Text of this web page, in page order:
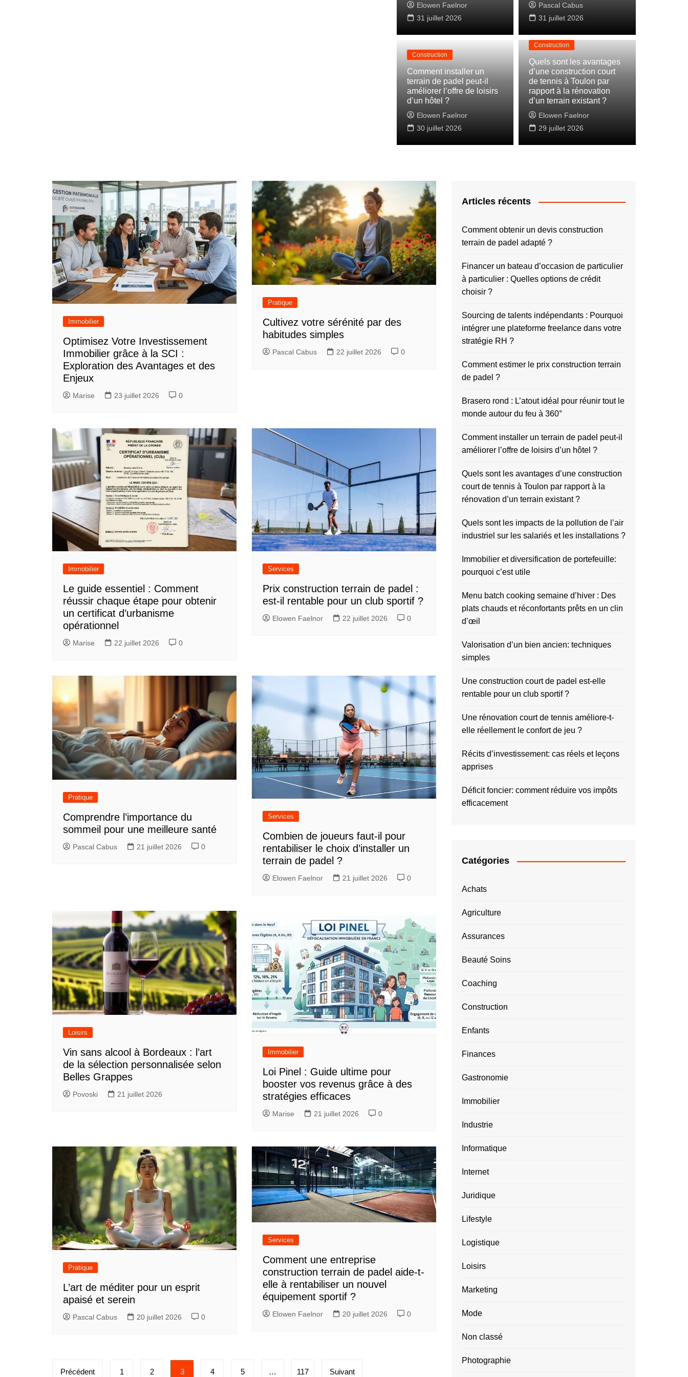
Elowen Faelnor
31 juillet 2026
Pascal Cabus
31 juillet 2026
Construction
Comment installer un
terrain de padel peut-il
améliorer l’offre de loisirs
d’un hôtel ?
Elowen Faelnor
30 juillet 2026
Construction
Quels sont les avantages
d’une construction court
de tennis à Toulon par
rapport à la rénovation
d’un terrain existant ?
Elowen Faelnor
29 juillet 2026
Immobilier
Optimisez Votre Investissement
Immobilier grâce à la SCI :
Exploration des Avantages et des
Enjeux
Marise 23 juillet 2026 0
Pratique
Cultivez votre sérénité par des
habitudes simples
Pascal Cabus 22 juillet 2026 0
Immobilier
Le guide essentiel : Comment
réussir chaque étape pour obtenir
un certificat d’urbanisme
opérationnel
Marise 22 juillet 2026 0
Services
Prix construction terrain de padel :
est-il rentable pour un club sportif ?
Elowen Faelnor 22 juillet 2026 0
Pratique
Comprendre l’importance du
sommeil pour une meilleure santé
Pascal Cabus 21 juillet 2026 0
Services
Combien de joueurs faut-il pour
rentabiliser le choix d’installer un
terrain de padel ?
Elowen Faelnor 21 juillet 2026 0
Loisirs
Vin sans alcool à Bordeaux : l’art
de la sélection personnalisée selon
Belles Grappes
Povoski 21 juillet 2026
Immobilier
Loi Pinel : Guide ultime pour
booster vos revenus grâce à des
stratégies efficaces
Marise 21 juillet 2026 0
Pratique
L’art de méditer pour un esprit
apaisé et serein
Pascal Cabus 20 juillet 2026 0
Services
Comment une entreprise
construction terrain de padel aide-t-
elle à rentabiliser un nouvel
équipement sportif ?
Elowen Faelnor 20 juillet 2026 0
PPrécédent 1 2 3 4 5 … 117 Suivant
Articles récents
Comment obtenir un devis construction
terrain de padel adapté ?
Financer un bateau d’occasion de particulier
à particulier : Quelles options de crédit
choisir ?
Sourcing de talents indépendants : Pourquoi
intégrer une plateforme freelance dans votre
stratégie RH ?
Comment estimer le prix construction terrain
de padel ?
Brasero rond : L’atout idéal pour réunir tout le
monde autour du feu à 360°
Comment installer un terrain de padel peut-il
améliorer l’offre de loisirs d’un hôtel ?
Quels sont les avantages d’une construction
court de tennis à Toulon par rapport à la
rénovation d’un terrain existant ?
Quels sont les impacts de la pollution de l’air
industriel sur les salariés et les installations ?
Immobilier et diversification de portefeuille:
pourquoi c’est utile
Menu batch cooking semaine d’hiver : Des
plats chauds et réconfortants prêts en un clin
d’œil
Valorisation d’un bien ancien: techniques
simples
Une construction court de padel est-elle
rentable pour un club sportif ?
Une rénovation court de tennis améliore-t-
elle réellement le confort de jeu ?
Récits d’investissement: cas réels et leçons
apprises
Déficit foncier: comment réduire vos impôts
efficacement
Catégories
Achats
Agriculture
Assurances
Beauté Soins
Coaching
Construction
Enfants
Finances
Gastronomie
Immobilier
Industrie
Informatique
Internet
Juridique
Lifestyle
Logistique
Loisirs
Marketing
Mode
Non classé
Photographie